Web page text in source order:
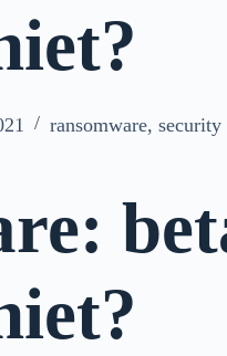
ransomware, security